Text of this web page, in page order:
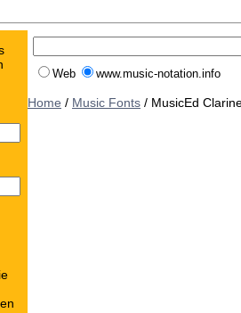
Web www.music-notation.info
Home / Music Fonts / MusicEd